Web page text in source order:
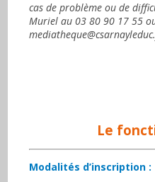
cas de problème ou de
Muriel au 03 80 90 17 55
Le
Modalités d’inscription :